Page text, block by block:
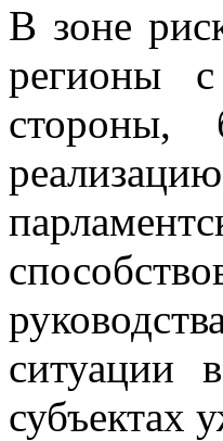
В зоне
регионы
стороны,
ситуации
субъектах